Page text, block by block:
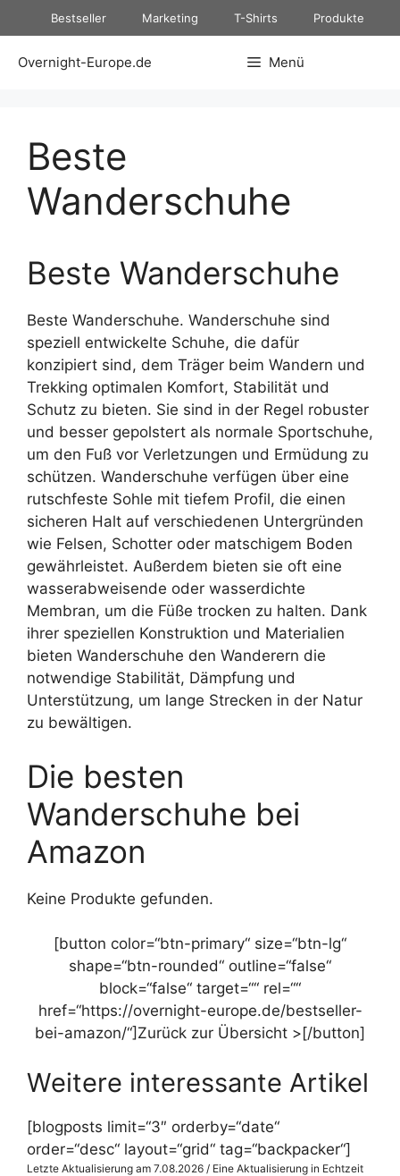
Inhalt
springen
Bestseller Marketing T-Shirts Produkte
Overnight-Europe.de Menü
Beste
Wanderschuhe
Beste Wanderschuhe
Beste Wanderschuhe. Wanderschuhe sind
speziell entwickelte Schuhe, die dafür
konzipiert sind, dem Träger beim Wandern und
Trekking optimalen Komfort, Stabilität und
Schutz zu bieten. Sie sind in der Regel robuster
und besser gepolstert als normale Sportschuhe,
um den Fuß vor Verletzungen und Ermüdung zu
schützen. Wanderschuhe verfügen über eine
rutschfeste Sohle mit tiefem Profil, die einen
sicheren Halt auf verschiedenen Untergründen
wie Felsen, Schotter oder matschigem Boden
gewährleistet. Außerdem bieten sie oft eine
wasserabweisende oder wasserdichte
Membran, um die Füße trocken zu halten. Dank
ihrer speziellen Konstruktion und Materialien
bieten Wanderschuhe den Wanderern die
notwendige Stabilität, Dämpfung und
Unterstützung, um lange Strecken in der Natur
zu bewältigen.
Die besten
Wanderschuhe bei
Amazon
Keine Produkte gefunden.
[button color=“btn-primary“ size=“btn-lg“
shape=“btn-rounded“ outline=“false“
block=“false“ target=““ rel=““
href=“https://overnight-europe.de/bestseller-
bei-amazon/“]Zurück zur Übersicht >[/button]
Weitere interessante Artikel
[blogposts limit=“3″ orderby=“date“
order=“desc“ layout=“grid“ tag=“backpacker“]
Letzte Aktualisierung am 7.08.2026 / Eine Aktualisierung in Echtzeit